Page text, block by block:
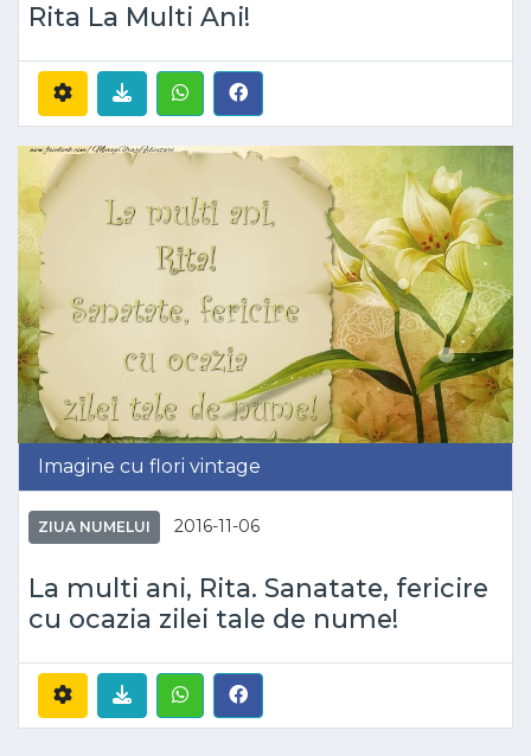
Rita La Multi Ani!
Imagine cu flori vintage
ZIUA NUMELUI 2016-11-06
La multi ani, Rita. Sanatate, fericire
cu ocazia zilei tale de nume!